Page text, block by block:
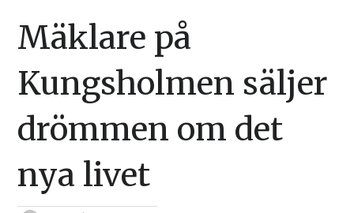
Mäklare på
Kungsholmen säljer
drömmen om det
nya livet